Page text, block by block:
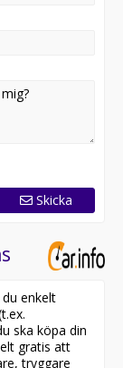
Skicka
enkelt
ska köpa din
gratis att
tryggare